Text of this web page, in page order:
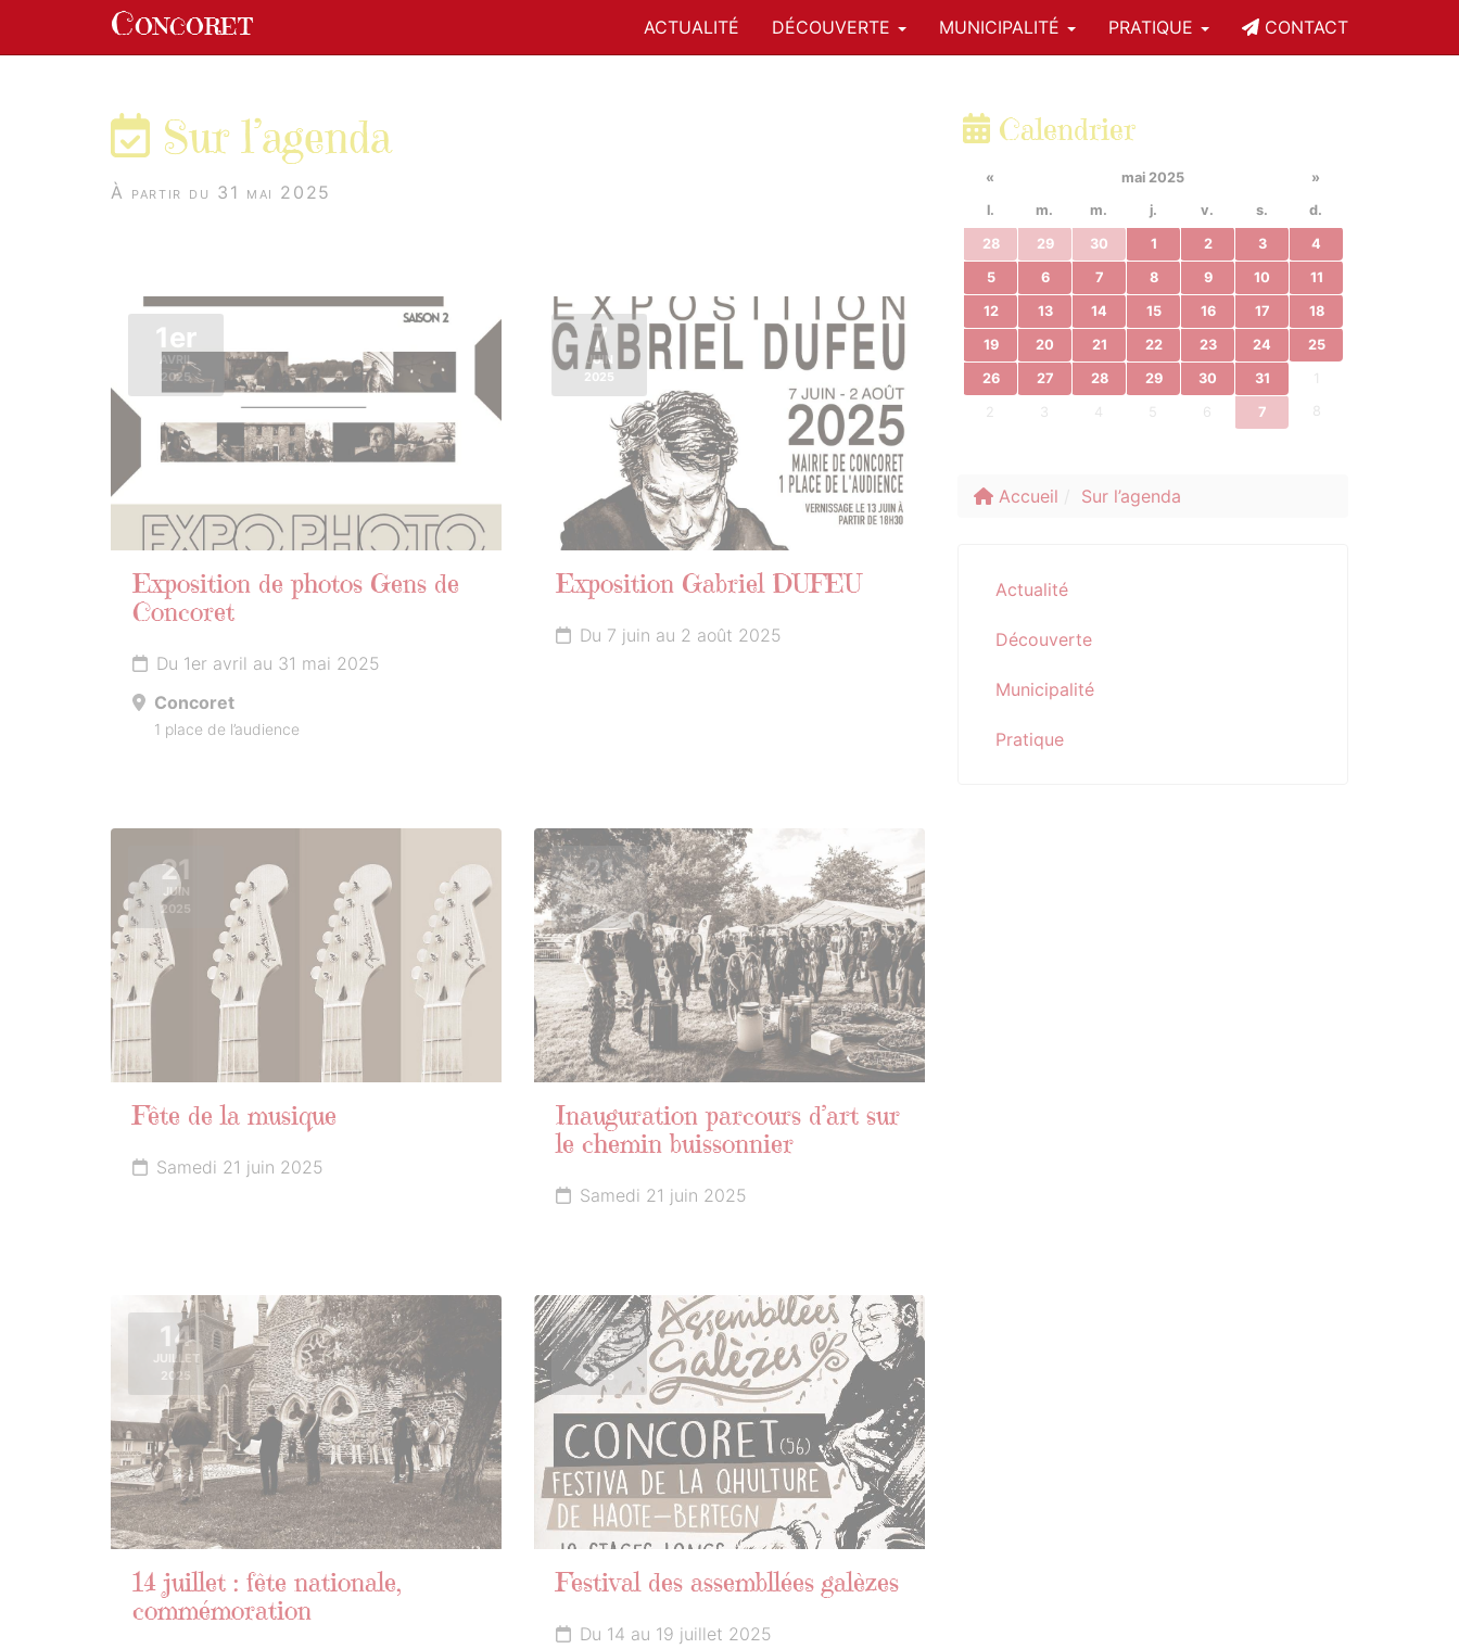
Concoret ACTUALITÉ DÉCOUVERTE MUNICIPALITÉ PRATIQUE CONTACT
Sur l’agenda
À partir du 31 mai 2025
1er
AVRIL
2025
Exposition de photos Gens de
Concoret
Du 1er avril au 31 mai 2025
Concoret
1 place de l’audience
7
JUIN
2025
Exposition Gabriel DUFEU
Du 7 juin au 2 août 2025
21
JUIN
2025
Fête de la musique
Samedi 21 juin 2025
21
JUIN
2025
Inauguration parcours d’art sur
le chemin buissonnier
Samedi 21 juin 2025
14
JUILLET
2025
14 juillet : fête nationale,
commémoration
14
JUILLET
2025
Festival des assembllées galèzes
Du 14 au 19 juillet 2025
Calendrier
« mai 2025
»
l.
m. m. j. v. s. d.
28 29 30 1 2 3 4
5 6 7 8 9 10 11
12 13 14 15 16 17 18
19 20 21 22 23 24 25
26 27 28 29 30 31 1
2 3 4 5 6 7 8
Accueil Sur l’agenda
Actualité
Découverte
Municipalité
Pratique
Panneau de gestion des cookies